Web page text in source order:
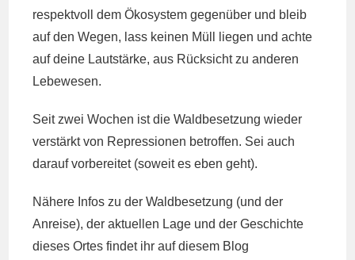
respektvoll dem Ökosystem gegenüber und bleib
auf den Wegen, lass keinen Müll liegen und achte
auf deine Lautstärke, aus Rücksicht zu anderen
Lebewesen.
Seit zwei Wochen ist die Waldbesetzung wieder
verstärkt von Repressionen betroffen. Sei auch
darauf vorbereitet (soweit es eben geht).
Nähere Infos zu der Waldbesetzung (und der
Anreise), der aktuellen Lage und der Geschichte
dieses Ortes findet ihr auf diesem Blog